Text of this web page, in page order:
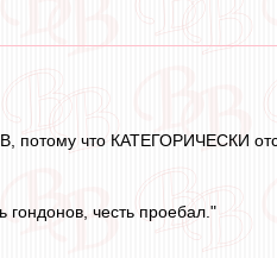
потому что КАТЕГОРИЧЕСКИ
честь проебал."